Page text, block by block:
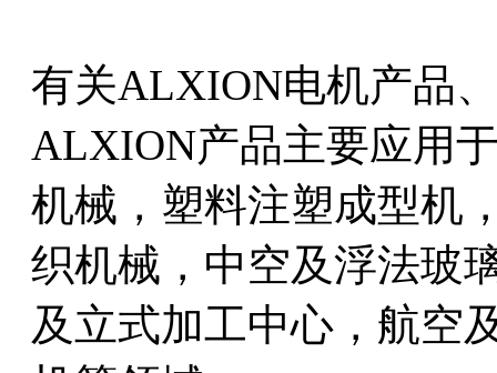
有关ALXION电机产品
ALXION产品主要应用
机械，塑料注塑成型机
织机械，中空及浮法玻
及立式加工中心，航空